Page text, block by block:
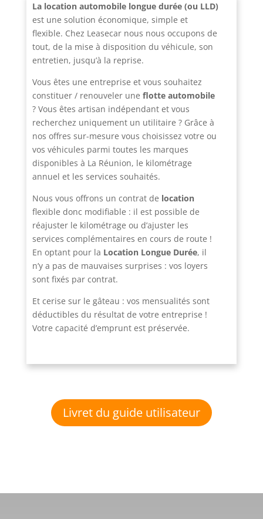
La location automobile longue durée (ou LLD)
est une solution économique, simple et
flexible. Chez Leasecar nous nous occupons de
tout, de la mise à disposition du véhicule, son
entretien, jusqu’à la reprise.
Vous êtes une entreprise et vous souhaitez
constituer / renouveler une flotte automobile
? Vous êtes artisan indépendant et vous
recherchez uniquement un utilitaire ? Grâce à
nos offres sur-mesure vous choisissez votre ou
vos véhicules parmi toutes les marques
disponibles à La Réunion, le kilométrage
annuel et les services souhaités.
Nous vous offrons un contrat de location
flexible donc modifiable : il est possible de
réajuster le kilométrage ou d’ajuster les
services complémentaires en cours de route !
En optant pour la Location Longue Durée, il
n’y a pas de mauvaises surprises : vos loyers
sont fixés par contrat.
Et cerise sur le gâteau : vos mensualités sont
déductibles du résultat de votre entreprise !
Votre capacité d’emprunt est préservée.
Livret du guide utilisateur